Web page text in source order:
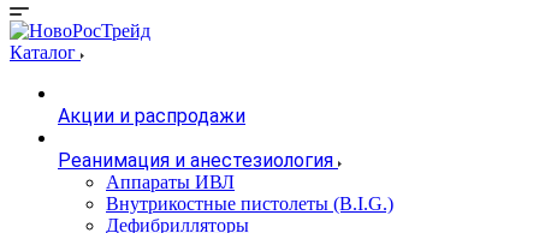
Каталог
Акции и распродажи
Реанимация и анестезиология
Аппараты ИВЛ
Внутрикостные пистолеты (B.I.G.)
Дефибрилляторы